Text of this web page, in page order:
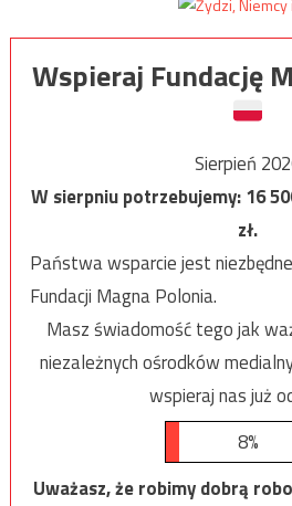
Wspieraj Fundację
Sierpień
W sierpniu potrzebujemy:16
zł.
Państwa wsparcie jest
Fundacji Magna Polonia.
Masz świadomość tego jak
niezależnych ośrodków
wspieraj nas już
8%
Uważasz, że robimy dobrą